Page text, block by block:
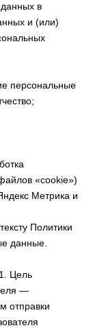
в
и (или)
персональные
«cookie»)
Метрика и
Политики
данные.
Цель
—
отправки